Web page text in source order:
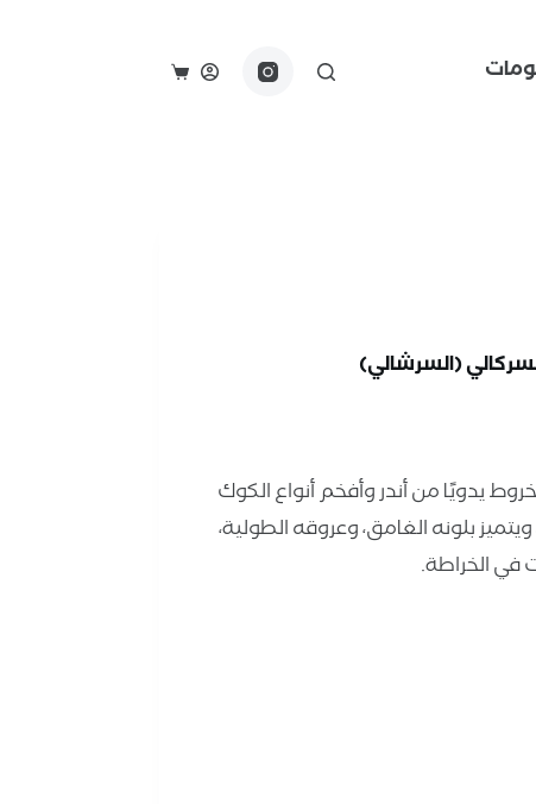
(السرشالي)
يدويًا من أندر وأفخم أنواع الكوك
بلونه الغامق، وعروقه الطولية،
في الخراطة.